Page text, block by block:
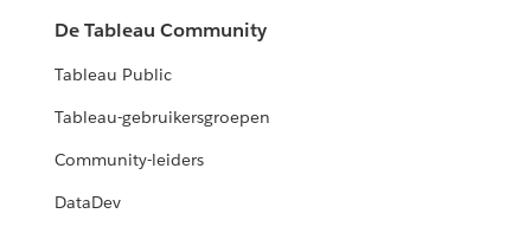
De Tableau Community
Tableau Public
Tableau-gebruikersgroepen
Community-leiders
DataDev